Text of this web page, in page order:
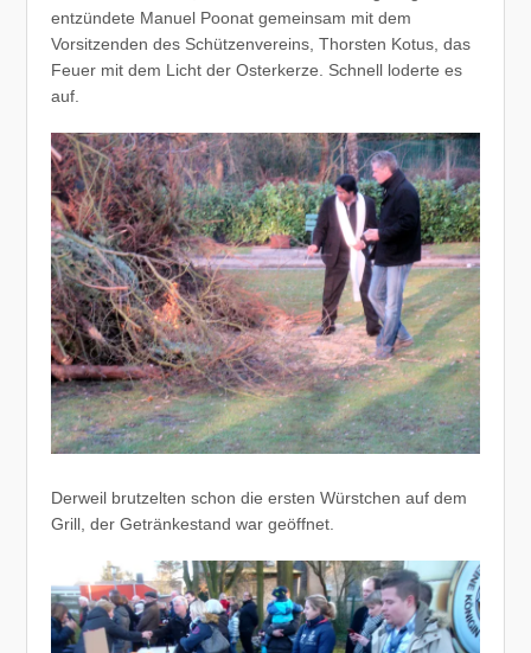
entzündete Manuel Poonat gemeinsam mit dem
Vorsitzenden des Schützenvereins, Thorsten Kotus, das
Feuer mit dem Licht der Osterkerze. Schnell loderte es
auf.
Derweil brutzelten schon die ersten Würstchen auf dem
Grill, der Getränkestand war geöffnet.